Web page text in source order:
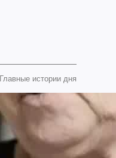
Главные истории дня